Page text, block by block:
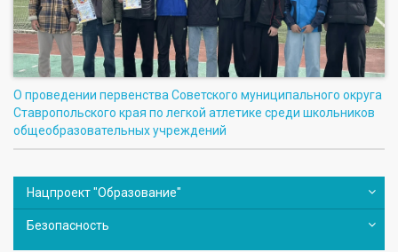
О проведении первенства Советского муниципального округа
Ставропольского края по легкой атлетике среди школьников
общеобразовательных учреждений
Нацпроект "Образование"
Безопасность